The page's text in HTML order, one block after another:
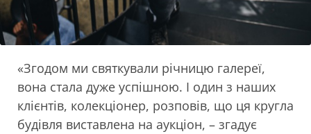
«Згодом ми святкували річницю галереї,
вона стала дуже успішною. І один з наших
клієнтів, колекціонер, розповів, що ця кругла
будівля виставлена на аукціон, – згадує